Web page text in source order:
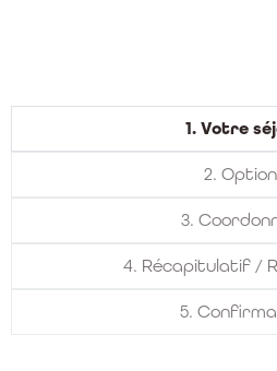
1. Votre
2.
3.
4. Récapitulatif /
5.